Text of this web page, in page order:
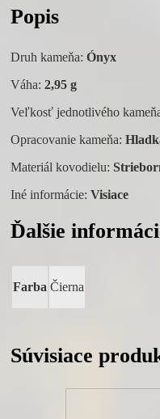
Popis
Druh kameňa: Ónyx
Váha: 2,95 g
Veľkosť jednotlivého
Opracovanie kameňa:
Materiál kovodielu:
Iné informácie: Visiace
Ďalšie
Farba Čierna
Súvisiace